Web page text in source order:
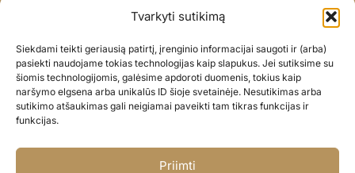
Tvarkyti sutikimą
Siekdami teikti geriausią patirtį, įrenginio informacijai saugoti ir (arba)
pasiekti naudojame tokias technologijas kaip slapukus. Jei sutiksime su
šiomis technologijomis, galėsime apdoroti duomenis, tokius kaip
naršymo elgsena arba unikalūs ID šioje svetainėje. Nesutikimas arba
sutikimo atšaukimas gali neigiamai paveikti tam tikras funkcijas ir
funkcijas.
Priimti
Didmena
Darbų portfolio
Privatumo politika
Parduotuvės politika